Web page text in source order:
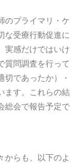
のプライマリ・ケ
な受療行動促進に
実感だけではいけ
質問調査を行って
であったか）・
ます。これらの結
総会で報告予定で
からも、以下のよ